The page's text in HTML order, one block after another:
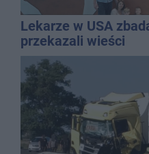
Lekarze w USA
przekazali wieści